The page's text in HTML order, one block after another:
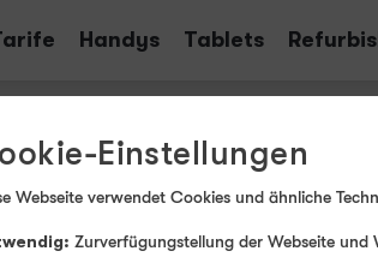
Handys Tablets
S25 FE
Einstellungen
Webseite verwendet Cookies und ähnliche
Zurverfügungstellung der Webseite und